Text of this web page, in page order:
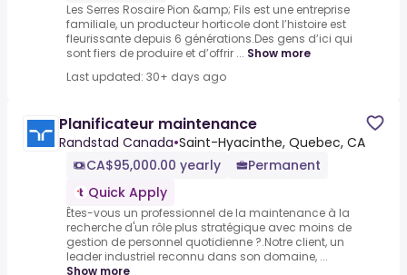
Les Serres Rosaire Pion &amp; Fils est une entreprise
familiale, un producteur horticole dont l’histoire est
fleurissante depuis 6 générations.Des gens d’ici qui
sont fiers de produire et d’offrir ... Show more
Last updated: 30+ days ago
Planificateur maintenance
Randstad Canada•Saint-Hyacinthe, Quebec, CA
CA$95,000.00 yearly
Permanent
Quick Apply
Êtes-vous un professionnel de la maintenance à la
recherche d'un rôle plus stratégique avec moins de
gestion de personnel quotidienne ?.Notre client, un
leader industriel reconnu dans son domaine, ...
Show more